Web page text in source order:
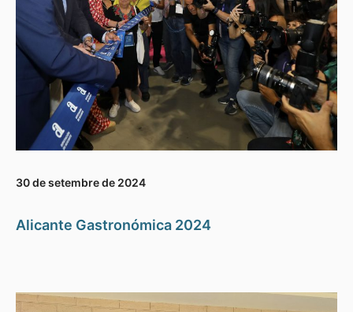
30 de setembre de 2024
Alicante Gastronómica 2024